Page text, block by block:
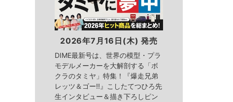
2026年7月16日(木) 発売
DIME最新号は、世界の模型・プラ
モデルメーカーを大解剖する「ボ
クラのタミヤ」特集！『爆走兄弟
レッツ＆ゴー!!』こしたてつひろ先
生インタビュー＆描き下ろしピン